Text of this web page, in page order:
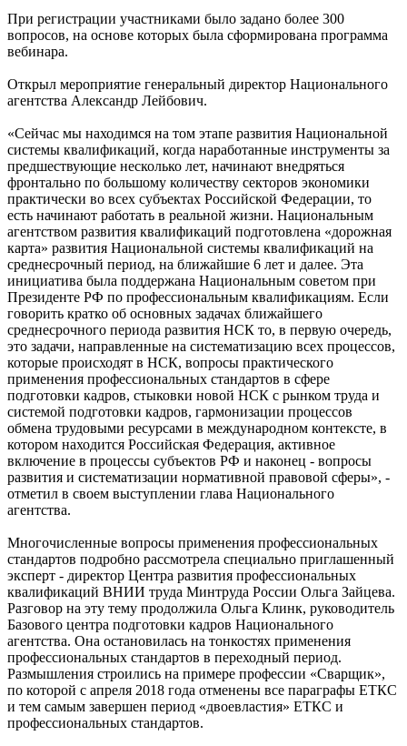
При регистрации участниками было задано более 300
вопросов, на основе которых была сформирована программа
вебинара.
Открыл мероприятие генеральный директор Национального
агентства Александр Лейбович.
«Сейчас мы находимся на том этапе развития Национальной
системы квалификаций, когда наработанные инструменты за
предшествующие несколько лет, начинают внедряться
фронтально по большому количеству секторов экономики
практически во всех субъектах Российской Федерации, то
есть начинают работать в реальной жизни. Национальным
агентством развития квалификаций подготовлена «дорожная
карта» развития Национальной системы квалификаций на
среднесрочный период, на ближайшие 6 лет и далее. Эта
инициатива была поддержана Национальным советом при
Президенте РФ по профессиональным квалификациям. Если
говорить кратко об основных задачах ближайшего
среднесрочного периода развития НСК то, в первую очередь,
это задачи, направленные на систематизацию всех процессов,
которые происходят в НСК, вопросы практического
применения профессиональных стандартов в сфере
подготовки кадров, стыковки новой НСК с рынком труда и
системой подготовки кадров, гармонизации процессов
обмена трудовыми ресурсами в международном контексте, в
котором находится Российская Федерация, активное
включение в процессы субъектов РФ и наконец - вопросы
развития и систематизации нормативной правовой сферы», -
отметил в своем выступлении глава Национального
агентства.
Многочисленные вопросы применения профессиональных
стандартов подробно рассмотрела специально приглашенный
эксперт - директор Центра развития профессиональных
квалификаций ВНИИ труда Минтруда России Ольга Зайцева.
Разговор на эту тему продолжила Ольга Клинк, руководитель
Базового центра подготовки кадров Национального
агентства. Она остановилась на тонкостях применения
профессиональных стандартов в переходный период.
Размышления строились на примере профессии «Сварщик»,
по которой с апреля 2018 года отменены все параграфы ЕТКС
и тем самым завершен период «двоевластия» ЕТКС и
профессиональных стандартов.